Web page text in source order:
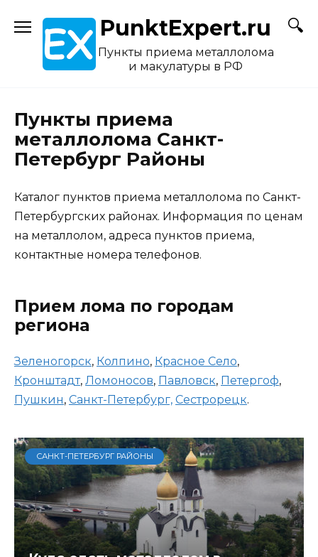
content
PunktExpert.ru
Пункты приема металлолома
и макулатуры в РФ
Пункты приема
металлолома Санкт-
Петербург Районы
Каталог пунктов приема металлолома по Санкт-
Петербургских районах. Информация по ценам
на металлолом, адреса пунктов приема,
контактные номера телефонов.
Прием лома по городам
региона
Зеленогорск, Колпино, Красное Село,
Кронштадт, Ломоносов, Павловск, Петергоф,
Пушкин, Санкт-Петербург, Сестрорецк.
САНКТ-ПЕТЕРБУРГ РАЙОНЫ